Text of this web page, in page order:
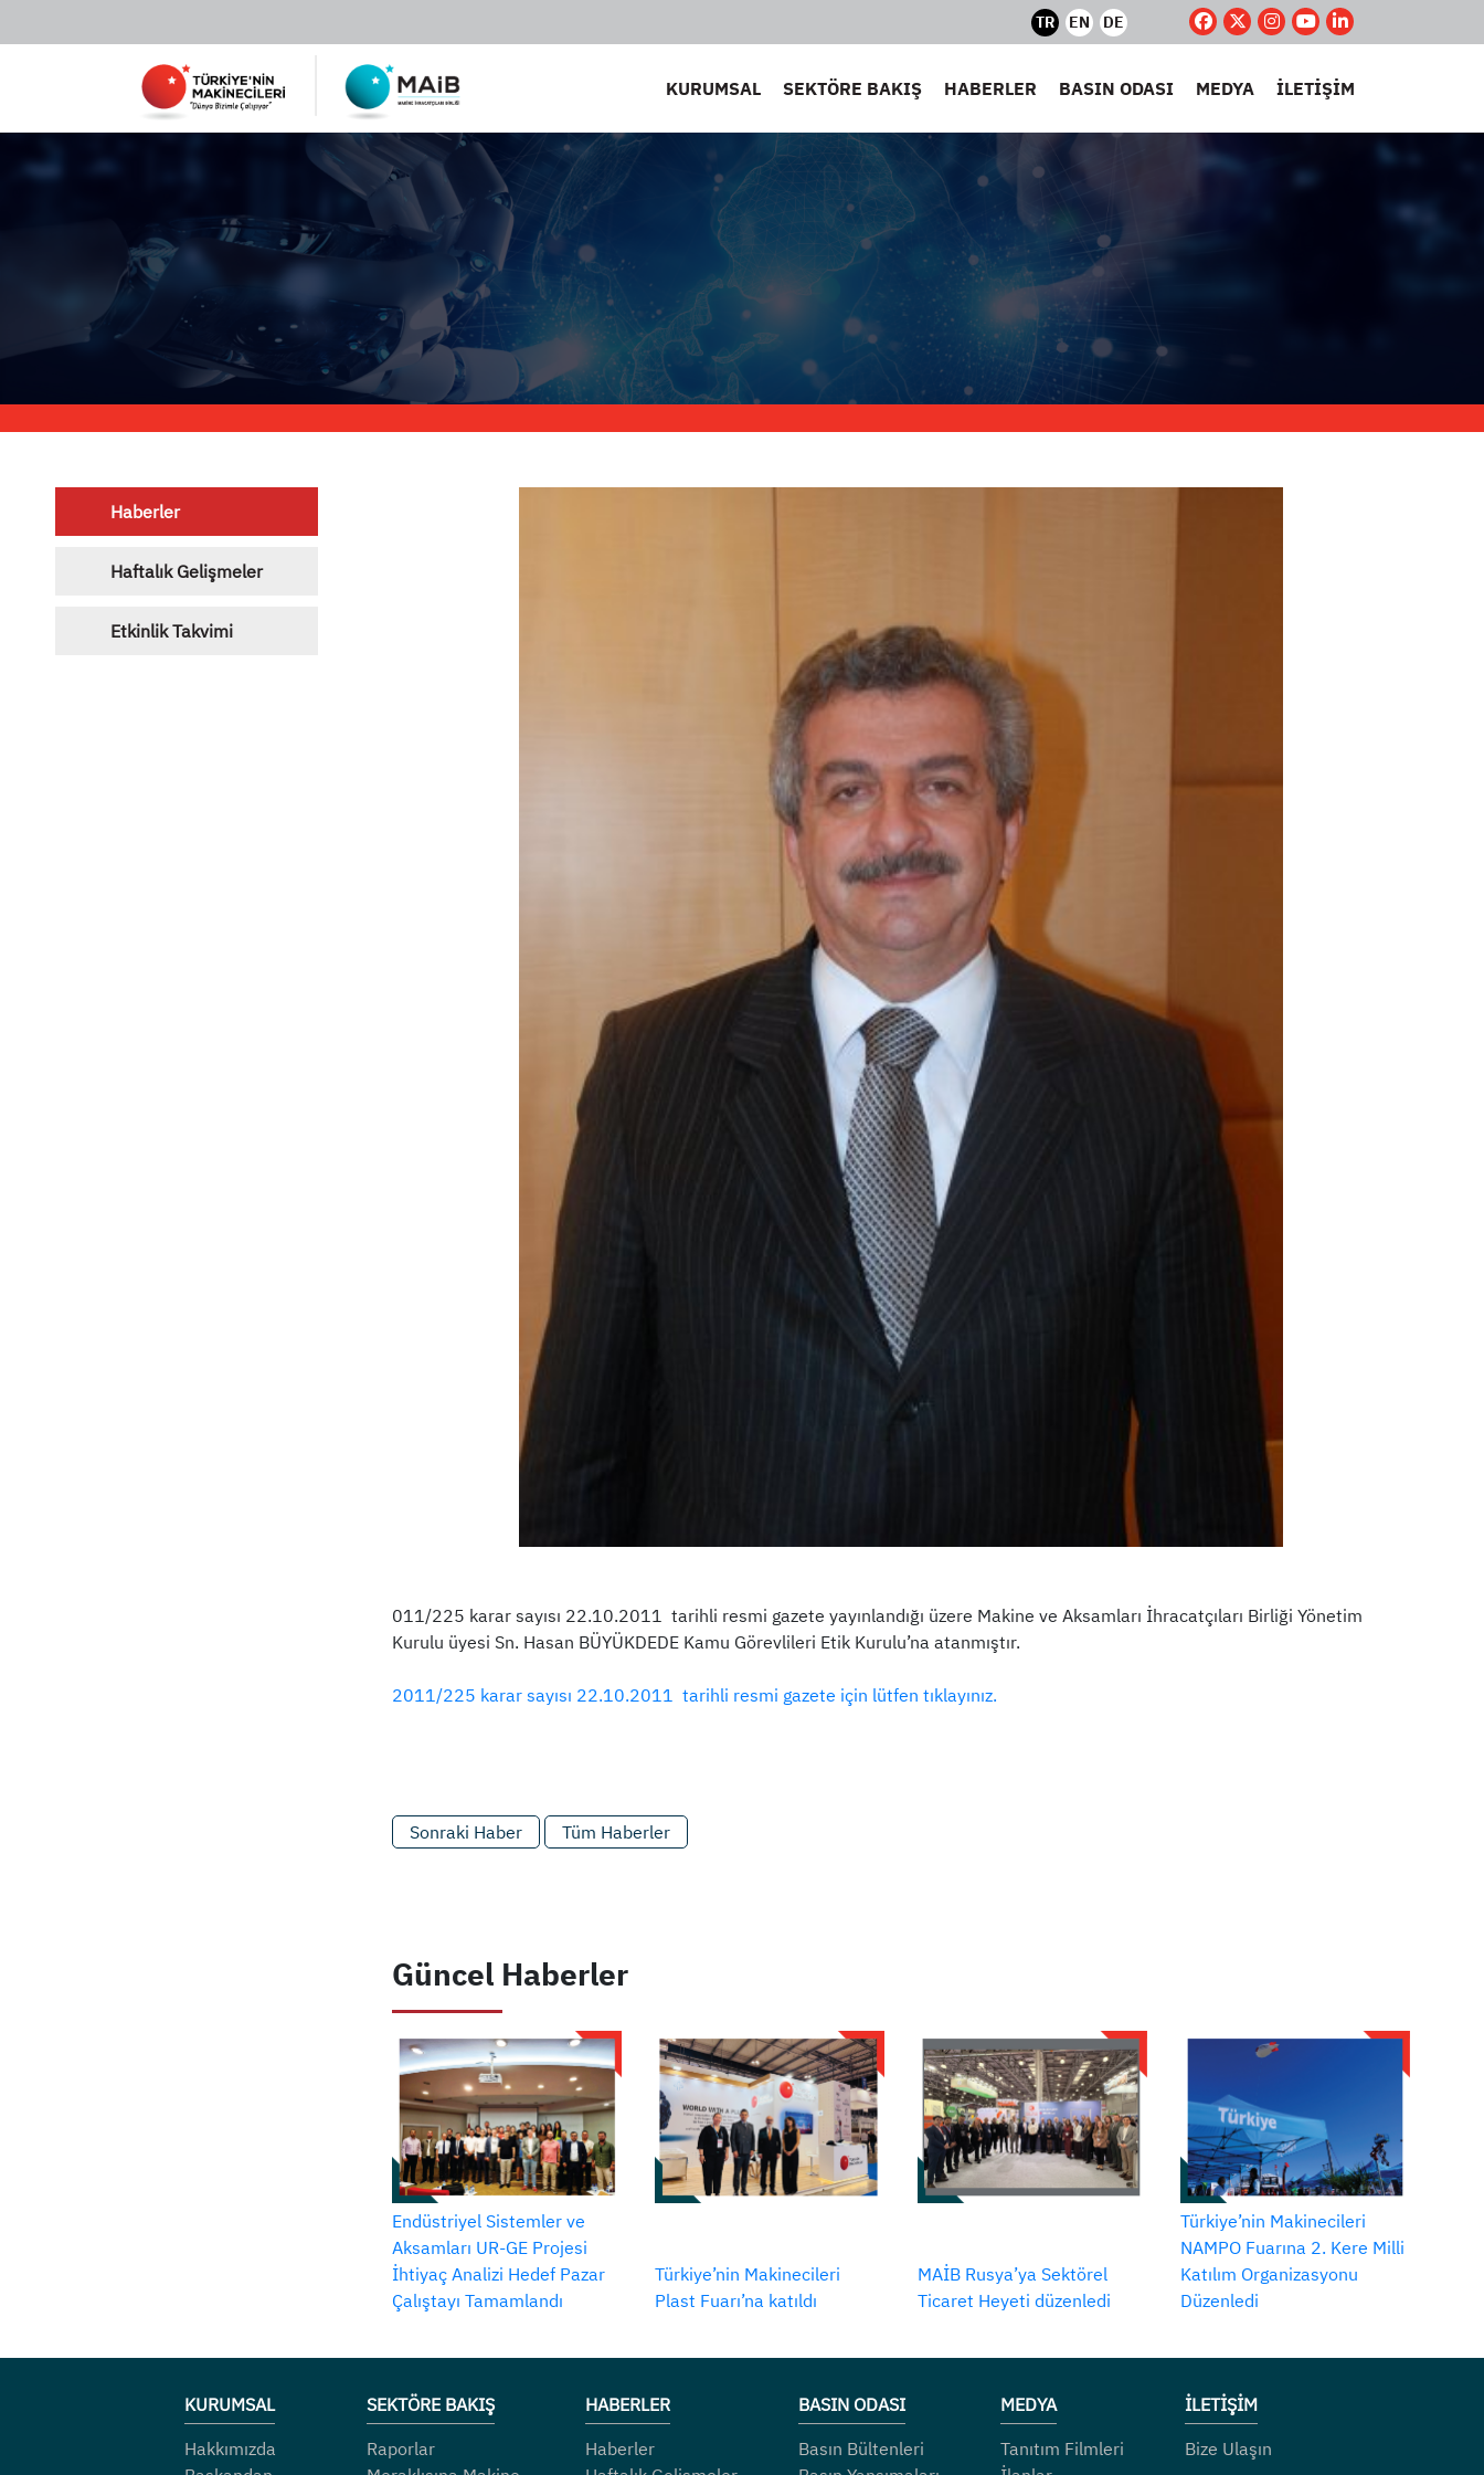
TR EN DE
KURUMSAL SEKTÖRE BAKIŞ HABERLER BASIN ODASI MEDYA İLETİŞİM
Haberler
Haftalık Gelişmeler
Etkinlik Takvimi
011/225 karar sayısı 22.10.2011 tarihli resmi gazete yayınlandığı üzere Makine ve Aksamları İhracatçıları Birliği Yönetim
Kurulu üyesi Sn. Hasan BÜYÜKDEDE Kamu Görevlileri Etik Kurulu’na atanmıştır.
2011/225 karar sayısı 22.10.2011 tarihli resmi gazete için lütfen tıklayınız.
Sonraki Haber Tüm Haberler
Güncel Haberler
Endüstriyel Sistemler ve
Aksamları UR-GE Projesi
İhtiyaç Analizi Hedef Pazar
Çalıştayı Tamamlandı
Türkiye’nin Makinecileri
Plast Fuarı’na katıldı
MAİB Rusya’ya Sektörel
Ticaret Heyeti düzenledi
Türkiye’nin Makinecileri
NAMPO Fuarına 2. Kere Milli
Katılım Organizasyonu
Düzenledi
KURUMSAL
Hakkımızda
SEKTÖRE BAKIŞ
Raporlar
HABERLER
Haberler
BASIN ODASI
Basın Bültenleri
MEDYA
Tanıtım Filmleri
İLETİŞİM
Bize Ulaşın